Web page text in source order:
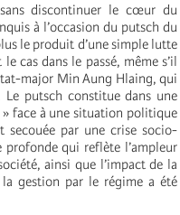
sans discontinuer le cœur du
à l’occasion du putsch du
le produit d’une simple lutte
cas dans le passé, même s’il
major Min Aung Hlaing, qui
putsch constitue dans une
» face à une situation politique
secouée par une crise socio-
qui reflète l’ampleur
ainsi que l’impact de la
gestion par le régime a été